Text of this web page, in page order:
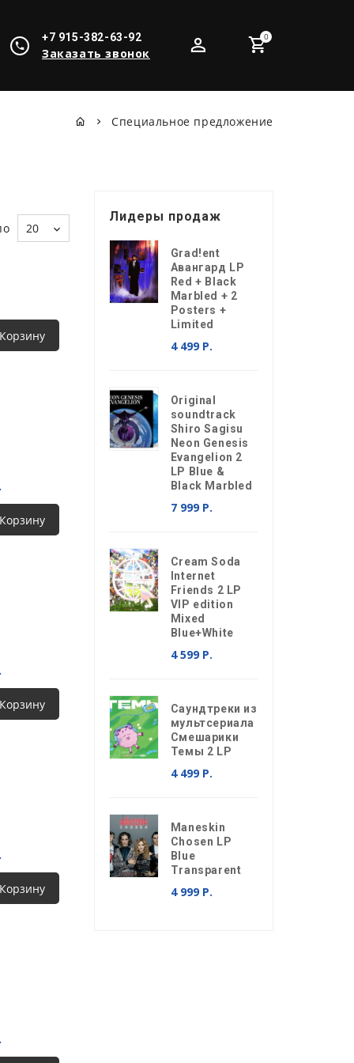
0
+7 915-382-63-92
Заказать звонок
Специальное предложение
20
Лидеры продаж
Grad!ent
Авангард LP
Red + Black
Marbled + 2
Posters +
Limited
4 499 Р.
Original
soundtrack
Shiro Sagisu
Neon Genesis
Evangelion 2
LP Blue &
Black Marbled
7 999 Р.
Cream Soda
Internet
Friends 2 LP
VIP edition
Mixed
Blue+White
4 599 Р.
Саундтреки из
мультсериала
Смешарики
Темы 2 LP
4 499 Р.
Maneskin
Chosen LP
Blue
Transparent
4 999 Р.